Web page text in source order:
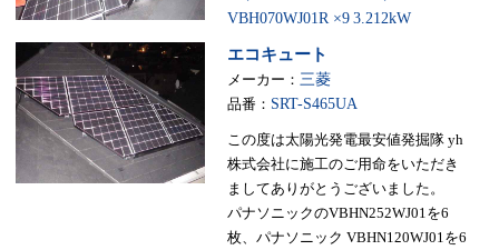
VBH070WJ01R ×9 3.212kW
エコキュート
メーカー： 三菱
品番： SRT-S465UA
この度は太陽光発電最安値発掘隊 yh
株式会社に施工のご用命をいただき
ましてありがとうございました。
パナソニックのVBHN252WJ01を6
枚、パナソニック VBHN120WJ01を6